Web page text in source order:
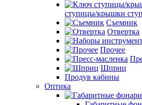
ступицы/крышки
Съемник
Отвертка
Прочее
Шприц
Продув кабины
Оптика